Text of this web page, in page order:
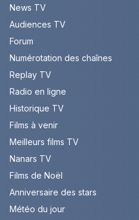
News TV
Audiences TV
Forum
Numérotation des chaînes
Replay TV
Radio en ligne
Historique TV
Films à venir
Meilleurs films TV
Nanars TV
Films de Noël
Anniversaire des stars
Météo du jour